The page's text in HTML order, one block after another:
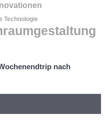
Technologie
nach